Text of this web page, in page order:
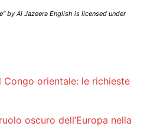
by Al Jazeera English is licensed under
Congo orientale: le richieste
oscuro dell’Europa nella